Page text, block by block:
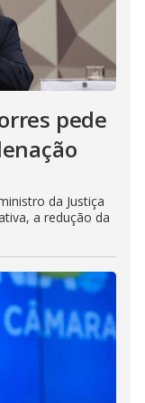
pede
da Justiça
a redução da